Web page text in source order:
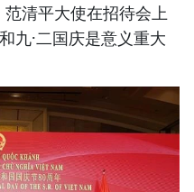
清平大使在招待会上
九·二国庆是意义重大